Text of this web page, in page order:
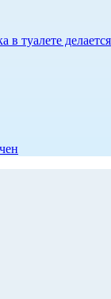
туалете